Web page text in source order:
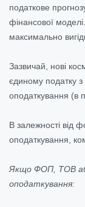
податкове
фінансової
максимально
Зазвичай, нові
єдиному податку
оподаткування (в
В залежності від
оподаткування,
Якщо ФОП, ТОВ
оподаткування: